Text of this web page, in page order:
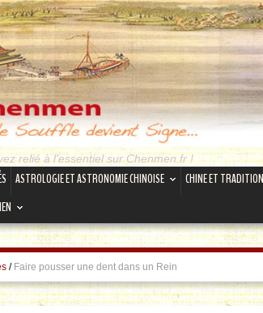
relié à l'essentiel sur Chenmen.fr !
ASTROLOGIE ET ASTRONOMIE CHINOISE CHINE ET TRADITION
/ Faire pousser une dent dans un Rein